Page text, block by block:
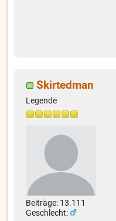
Skirtedman
Legende
Beiträge: 13.111
Geschlecht: